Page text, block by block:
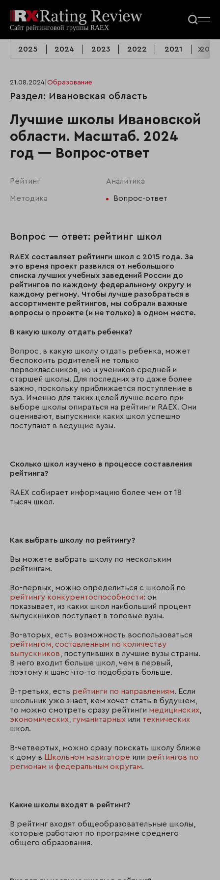
2025 2024 2023 2022 2021 2020
21.08.2024 Образование
Раздел: Ивановская область
Лучшие школы Ивановской
области. Масштаб. 2024
год — Вопрос-ответ
Рейтинг Аналитика
Методика Вопрос-ответ
Вопрос — ответ: рейтинг школ
RAEX составляет рейтинги школ с 2015 года. За
это время проект развился от небольшого
списка лучших учебных заведений России до
рейтингов по каждому федеральному округу и
каждому региону. Чтобы лучше разобраться в
ассортименте рейтингов, мы собрали важные
вопросы о проекте (и не только) в одном месте.
В какую школу отдать ребенка?
Вопрос, в какую школу отдать ребенка, может
беспокоить родителей не только
первоклассников, но и учеников средней и
старшей школы. Для последних это даже более
важно, поскольку приближается поступление в
вуз. Именно для таких целей лучше всего при
выборе школы опираться на рейтинги RAEX. Они
оценивают, выпускники каких школ успешно
поступают в ведущие вузы.
Сколько школ изучено в процессе составления
рейтинга?
RAEX собирает информацию более чем от 18
тысяч школ.
Как выбрать школу по рейтингу?
Вы можете выбрать школу по нескольким
рейтингам.
Во-первых, можно определиться с школой по
рейтингу конкурентоспособности: он
показывает, из каких школ наибольший процент
выпускников поступает в топовые вузы.
Во-вторых, есть возможность воспользоваться
рейтингом, составленным по количеству
выпускников , поступивших в лучшие вузы страны.
В него входит больше школ, чем в первый,
поэтому и шанс что-то подобрать больше.
В-третьих, есть рейтинги по направлениям. Если
школьник уже знает, кем хочет стать в будущем,
то можно смотреть сразу рейтинги медицинских
экономических
гуманитарных или технических
школ.
В-четвертых, можно сразу поискать школу ближе
к дому в
Школьном навигаторе или рейтингов по
регионам и федеральным округам.
Какие школы входят в рейтинг?
В рейтинг входят общеобразовательные школы,
которые работают по программе среднего
общего образования.